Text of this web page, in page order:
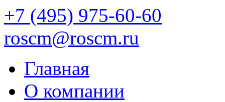
+7 (495) 975-60-60
roscm@roscm.ru
Главная
О компании